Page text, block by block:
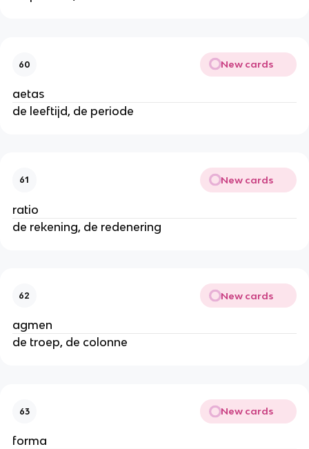
60 New cards
aetas
de leeftijd, de periode
61 New cards
ratio
de rekening, de redenering
62 New cards
agmen
de troep, de colonne
63 New cards
forma